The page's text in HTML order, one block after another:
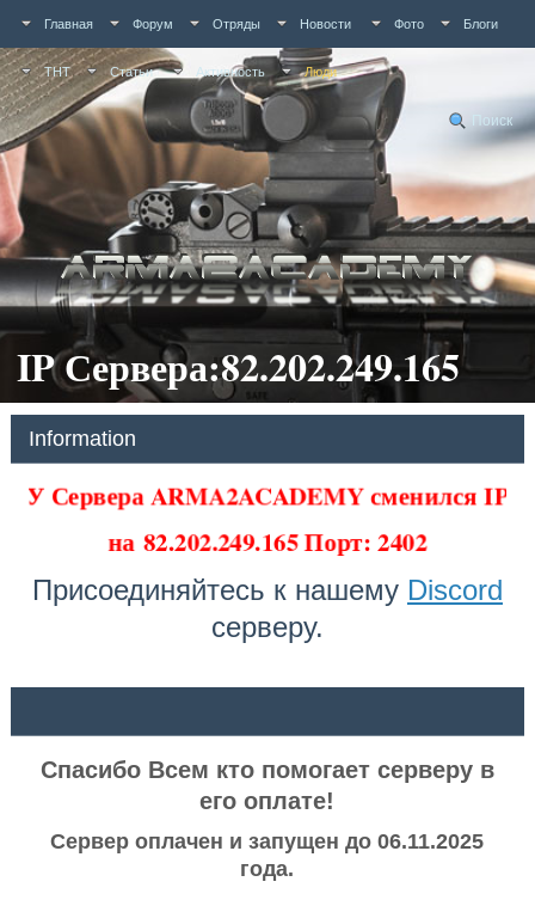
Главная Форум Отряды Новости Фото Блоги
ТНТ Статьи Активность Люди
Поиск
IP Сервера:82.202.249.165
Information
У Сервера ARMA2ACADEMY сменился IP
на 82.202.249.165 Порт: 2402
Присоединяйтесь к нашему Discord
серверу.
Спасибо Всем кто помогает серверу в
его оплате!
Сервер оплачен и запущен до 06.11.2025
года.